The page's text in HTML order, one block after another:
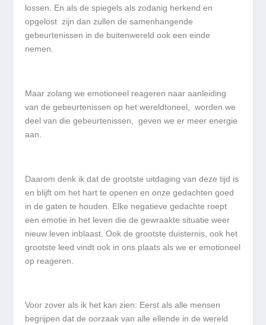
lossen. En als de spiegels als zodanig herkend en
opgelost zijn dan zullen de samenhangende
gebeurtenissen in de buitenwereld ook een einde
nemen.
Maar zolang we emotioneel reageren naar aanleiding
van de gebeurtenissen op het wereldtoneel, worden we
deel van die gebeurtenissen, geven we er meer energie
aan.
Daarom denk ik dat de grootste uitdaging van deze tijd is
en blijft om het hart te openen en onze gedachten goed
in de gaten te houden. Elke negatieve gedachte roept
een emotie in het leven die de gewraakte situatie weer
nieuw leven inblaast. Ook de grootste duisternis, ook het
grootste leed vindt ook in ons plaats als we er emotioneel
op reageren.
Voor zover als ik het kan zien: Eerst als alle mensen
begrijpen dat de oorzaak van alle ellende in de wereld